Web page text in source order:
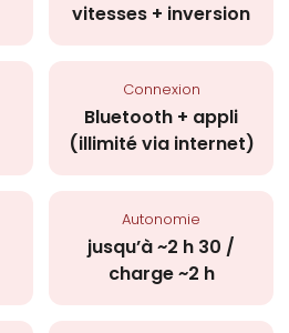
vitesses + inversion
Connexion
Bluetooth + appli
(illimité via internet)
Autonomie
jusqu’à ~2 h 30 /
charge ~2 h